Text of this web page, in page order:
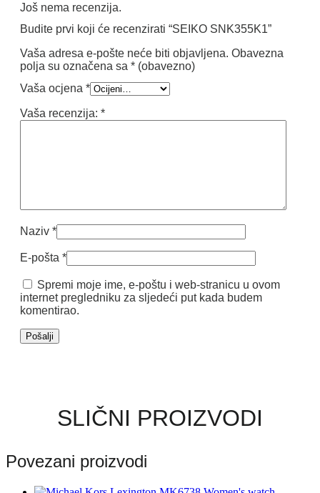
Još nema recenzija.
Budite prvi koji će recenzirati “SEIKO SNK355K1”
Vaša adresa e-pošte neće biti objavljena. Obavezna
polja su označena sa * (obavezno)
Vaša ocjena *
Vaša recenzija: *
Naziv *
E-pošta *
Spremi moje ime, e-poštu i web-stranicu u ovom
internet pregledniku za sljedeći put kada budem
komentirao.
SLIČNI PROIZVODI
Povezani proizvodi